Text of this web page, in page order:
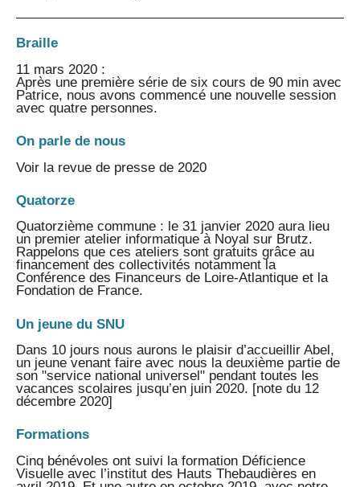
Braille
11 mars 2020 :
Après une première série de six cours de 90 min avec
Patrice, nous avons commencé une nouvelle session
avec quatre personnes.
On parle de nous
Voir la revue de presse de 2020
Quatorze
Quatorzième commune : le 31 janvier 2020 aura lieu
un premier atelier informatique à Noyal sur Brutz.
Rappelons que ces ateliers sont gratuits grâce au
financement des collectivités notamment la
Conférence des Financeurs de Loire-Atlantique et la
Fondation de France.
Un jeune du SNU
Dans 10 jours nous aurons le plaisir d’accueillir Abel,
un jeune venant faire avec nous la deuxième partie de
son "service national universel" pendant toutes les
vacances scolaires jusqu’en juin 2020. [note du 12
décembre 2020]
Formations
Cinq bénévoles ont suivi la formation Déficience
Visuelle avec l’institut des Hauts Thebaudières en